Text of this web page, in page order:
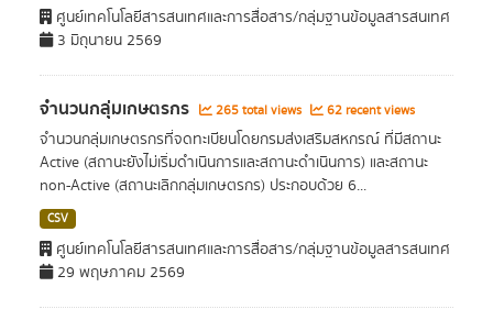
ศูนย์เทคโนโลยีสารสนเทศและการสื่อสาร/กลุ่มฐานข้อมูลสารสนเทศ
3 มิถุนายน 2569
จำนวนกลุ่มเกษตรกร 265 total views 62 recent views
จำนวนกลุ่มเกษตรกรที่จดทะเบียนโดยกรมส่งเสริมสหกรณ์ ที่มีสถานะ
Active (สถานะยังไม่เริ่มดำเนินการและสถานะดำเนินการ) และสถานะ
non-Active (สถานะเลิกกลุ่มเกษตรกร) ประกอบด้วย 6...
CSV
ศูนย์เทคโนโลยีสารสนเทศและการสื่อสาร/กลุ่มฐานข้อมูลสารสนเทศ
29 พฤษภาคม 2569